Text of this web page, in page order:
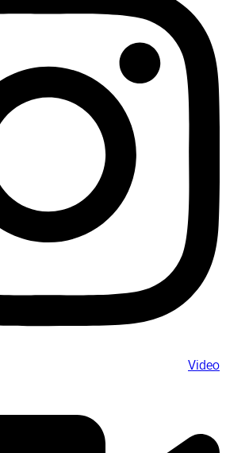
Video